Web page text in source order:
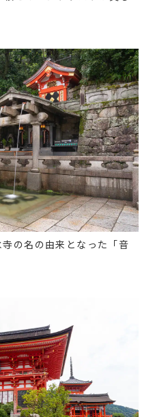
の名の由来となった「音